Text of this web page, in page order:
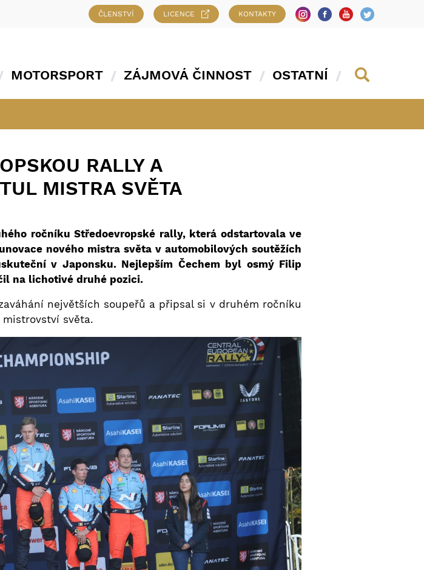
ČLENSTVÍ LICENCE KONTAKTY
MOTORSPORT ZÁJMOVÁ ČINNOST OSTATNÍ
RALLY A
MISTRA SVĚTA
ročníku Středoevropské rally, která odstartovala ve
nového mistra světa v automobilových soutěžích
v Japonsku. Nejlepším Čechem byl osmý Filip
na lichotivé druhé pozici.
největších soupeřů a připsal si v druhém ročníku
světa.